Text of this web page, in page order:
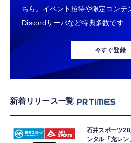
ちら。イベント招待や限定コンテ
Discordサーバなど特典多数です
今すぐ登録
新着リリース一覧
石井スポーツ
ンタル「充レン